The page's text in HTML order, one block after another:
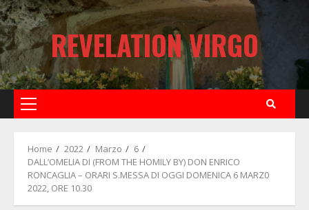
Skip
to
content
REVELATION VIRGO
Primary
Home 2022 Marzo
6
DALL’OMELIA DI (FROM THE HOMILY BY) DON ENRICO
RONCAGLIA – ORARI S.MESSA DI OGGI DOMENICA 6 MARZ0
2022, ORE 10.30